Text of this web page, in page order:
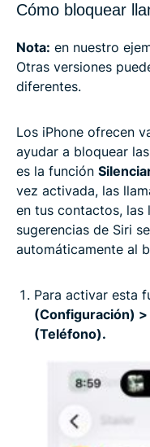
Cómo bloquear
Nota: en nuestro
Otras versiones
diferentes.
Los iPhone ofrecen
ayudar a bloquear
es la función
vez activada, las
en tus contactos, las
sugerencias de Siri
automáticamente al
Para activar esta
(Configuración) >
(Teléfono).